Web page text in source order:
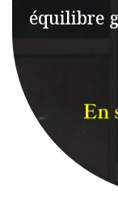
équilibre